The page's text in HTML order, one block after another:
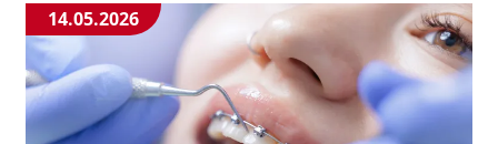
Мой профиль
Выход
14.05.2026